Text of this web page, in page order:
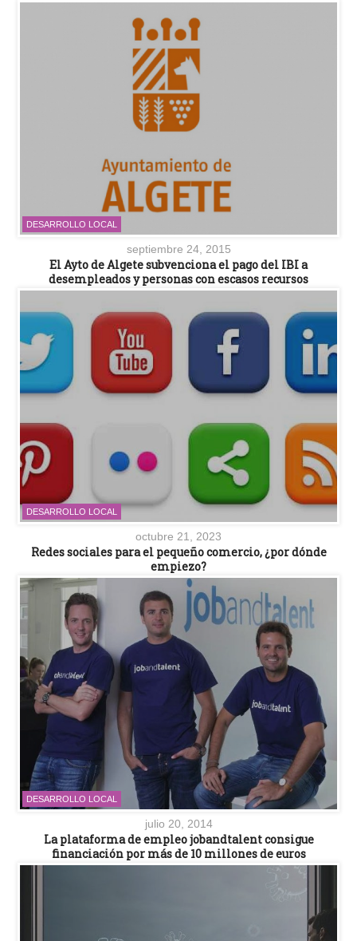
DESARROLLO LOCAL
septiembre 24, 2015
El Ayto de Algete subvenciona el pago del IBI a
desempleados y personas con escasos recursos
DESARROLLO LOCAL
octubre 21, 2023
Redes sociales para el pequeño comercio, ¿por dónde
empiezo?
DESARROLLO LOCAL
julio 20, 2014
La plataforma de empleo jobandtalent consigue
financiación por más de 10 millones de euros